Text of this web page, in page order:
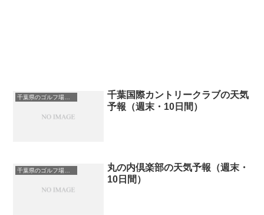
千葉県のゴルフ場一覧｜距離が長い・広いゴルフ場ランキング
千葉国際カントリークラブの天気
予報（週末・10日間）
千葉県のゴルフ場一覧｜距離が長い・広いゴルフ場ランキング
丸の内倶楽部の天気予報（週末・
10日間）